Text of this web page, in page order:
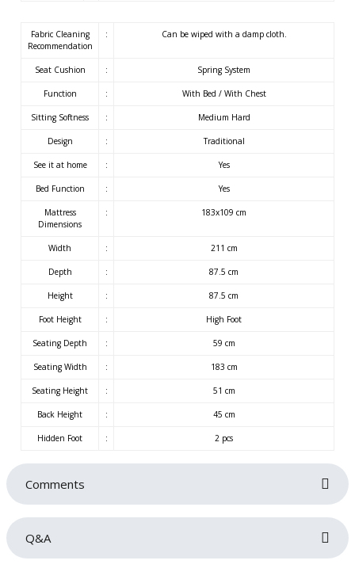
Fabric Cleaning
Recommendation
: Can be wiped with a damp cloth.
Seat Cushion : Spring System
Function : With Bed / With Chest
Sitting Softness : Medium Hard
Design : Traditional
See it at home : Yes
Bed Function : Yes
Mattress
Dimensions
: 183x109 cm
Width : 211 cm
Depth : 87.5 cm
Height : 87.5 cm
Foot Height : High Foot
Seating Depth : 59 cm
Seating Width : 183 cm
Seating Height : 51 cm
Back Height : 45 cm
Hidden Foot : 2 pcs
Comments
Q&A